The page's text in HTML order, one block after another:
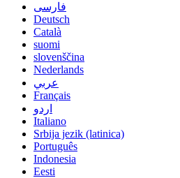
فارسی
Deutsch
Català
suomi
slovenščina
Nederlands
عربي
Français
اردو
Italiano
Srbija jezik (latinica)
Português
Indonesia
Eesti